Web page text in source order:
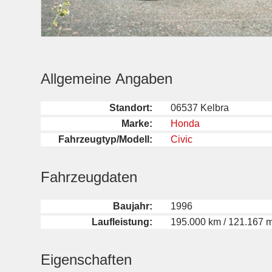
Allgemeine Angaben
Standort:
06537 Kelbra
Marke:
Honda
Fahrzeugtyp/Modell:
Civic
Fahrzeugdaten
Baujahr:
1996
Laufleistung:
195.000 km / 121.167
Eigenschaften